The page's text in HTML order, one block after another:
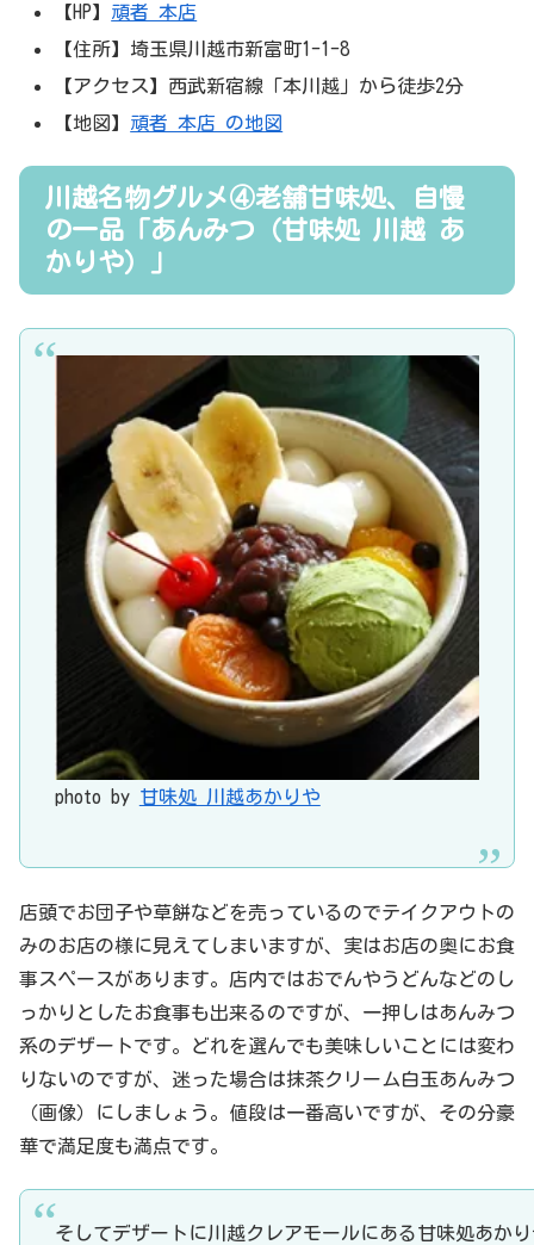
【HP】 頑者 本店
【住所】埼玉県川越市新富町1-1-8
【アクセス】西武新宿線「本川越」から徒歩2分
【地図】 頑者 本店 の地図
川越名物グルメ④老舗甘味処、自慢
の一品「あんみつ（甘味処 川越 あ
かりや）」
photo by 甘味処 川越あかりや
店頭でお団子や草餅などを売っているのでテイクアウトの
みのお店の様に見えてしまいますが、実はお店の奥にお食
事スペースがあります。店内ではおでんやうどんなどのし
っかりとしたお食事も出来るのですが、一押しはあんみつ
系のデザートです。どれを選んでも美味しいことには変わ
りないのですが、迷った場合は抹茶クリーム白玉あんみつ
（画像）にしましょう。値段は一番高いですが、その分豪
華で満足度も満点です。
そしてデザートに川越クレアモールにある甘味処あか